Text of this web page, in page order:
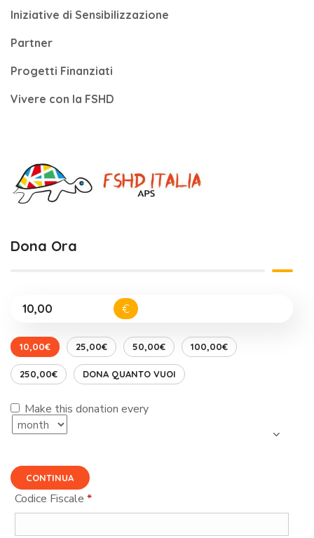
Iniziative di Sensibilizzazione
Partner
Progetti Finanziati
Vivere con la FSHD
Dona Ora
€
10,00€ 25,00€ 50,00€ 100,00€
250,00€ DONA QUANTO VUOI
Make this donation every
CONTINUA
Codice Fiscale*